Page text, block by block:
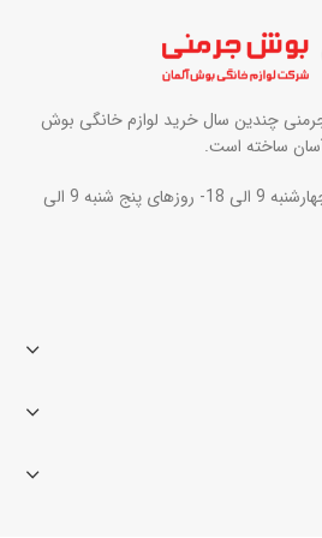
چندین سال خرید لوازم خانگی بوش
ساخته است.
ساعات پاسخگویی : شنبه تا چهارشنبه 9 الی 18- روزهای پنج شنبه 9 الی